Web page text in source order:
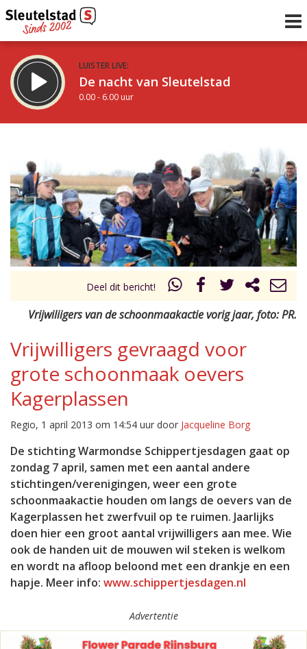
LUISTER LIVE:
De nacht van Sleutelstad
0.00 - 6.00 uur
6.00 - 12.00 uur
Vorig uur
uur 1 van 0 Volgend uur
Inklappen
Deel dit bericht!
Vrijwiliigers van de schoonmaakactie vorig jaar, foto: PR.
Vrijwilligers gevraagd voor
grote schoonmaak oevers
Kagerplassen
Regio, 1 april 2013 om 14:54 uur door Jacqueline Borg
De stichting Warmondse Schippertjesdagen gaat op
zondag 7 april, samen met een aantal andere
stichtingen/verenigingen, weer een grote
schoonmaakactie houden om langs de oevers van de
Kagerplassen het zwerfvuil op te ruimen. Jaarlijks
doen hier een groot aantal vrijwilligers aan mee. Wie
ook de handen uit de mouwen wil steken is welkom
en wordt na afloop beloond met een drankje en een
hapje. Meer info: www.schippertjesdagen.nl
Advertentie